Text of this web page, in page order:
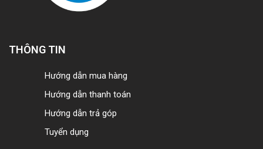
THÔNG TIN
Hướng dẫn mua hàng
Hướng dẫn thanh toán
Hướng dẫn trả góp
Tuyển dụng